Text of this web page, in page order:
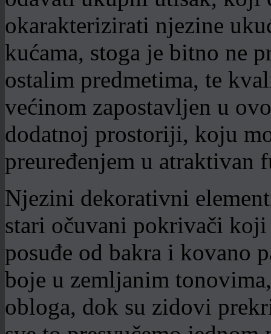
okarakterizirati njezine
kućama, stoga je bitno ne
ostalim predmetima, te
većinom zapostavljen u
dodatnoj prostoriji, koju
preuređenjem u
Njezini dekorativni
stari očuvani pokrivači
posuđe od bakra i kovano
boje u zemljanim
obloga, dok su zidovi